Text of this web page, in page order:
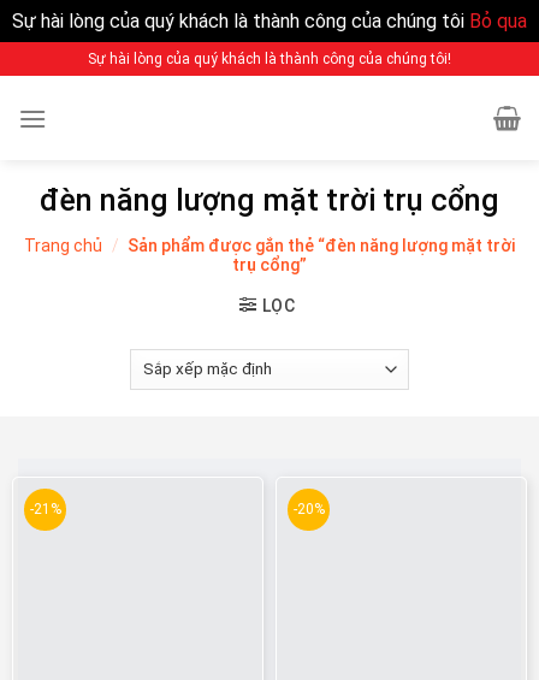
Sự hài lòng của quý khách là thành công của chúng tôi Bỏ qua
Sự hài lòng của quý khách là thành công của chúng tôi!
đèn năng lượng mặt trời trụ cổng
Trang chủ / Sản phẩm được gắn thẻ “đèn năng lượng mặt trời
trụ cổng”
LỌC
-21% -20%